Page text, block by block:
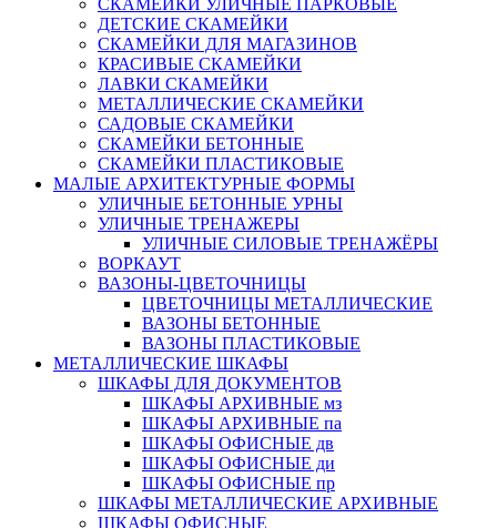
ДЕТСКИЕ СКАМЕЙКИ
СКАМЕЙКИ ДЛЯ МАГАЗИНОВ
КРАСИВЫЕ СКАМЕЙКИ
ЛАВКИ СКАМЕЙКИ
МЕТАЛЛИЧЕСКИЕ СКАМЕЙКИ
САДОВЫЕ СКАМЕЙКИ
СКАМЕЙКИ БЕТОННЫЕ
СКАМЕЙКИ ПЛАСТИКОВЫЕ
МАЛЫЕ АРХИТЕКТУРНЫЕ ФОРМЫ
УЛИЧНЫЕ БЕТОННЫЕ УРНЫ
УЛИЧНЫЕ ТРЕНАЖЕРЫ
УЛИЧНЫЕ СИЛОВЫЕ ТРЕНАЖЁРЫ
ВОРКАУТ
ВАЗОНЫ-ЦВЕТОЧНИЦЫ
ЦВЕТОЧНИЦЫ МЕТАЛЛИЧЕСКИЕ
ВАЗОНЫ БЕТОННЫЕ
ВАЗОНЫ ПЛАСТИКОВЫЕ
МЕТАЛЛИЧЕСКИЕ ШКАФЫ
ШКАФЫ ДЛЯ ДОКУМЕНТОВ
ШКАФЫ АРХИВНЫЕ мз
ШКАФЫ АРХИВНЫЕ па
ШКАФЫ ОФИСНЫЕ дв
ШКАФЫ ОФИСНЫЕ ди
ШКАФЫ ОФИСНЫЕ пр
ШКАФЫ МЕТАЛЛИЧЕСКИЕ АРХИВНЫЕ
ШКАФЫ ОФИСНЫЕ